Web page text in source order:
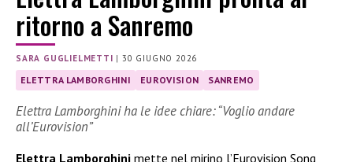
ritorno a Sanremo
SARA GUGLIELMETTI |30 GIUGNO 2026
ELETTRA LAMBORGHINI EUROVISION SANREMO
Elettra Lamborghini ha le idee chiare: “Voglio andare
all’Eurovision”
Elettra Lamborghini mette nel mirino l’Eurovision Song